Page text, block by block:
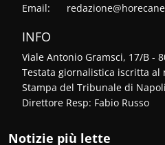
Email:
INFO
Viale Antonio Gramsci, 17/B -
Testata giornalistica iscritta al
Stampa del Tribunale di
Direttore Resp: Fabio Russo
Notizie più lette